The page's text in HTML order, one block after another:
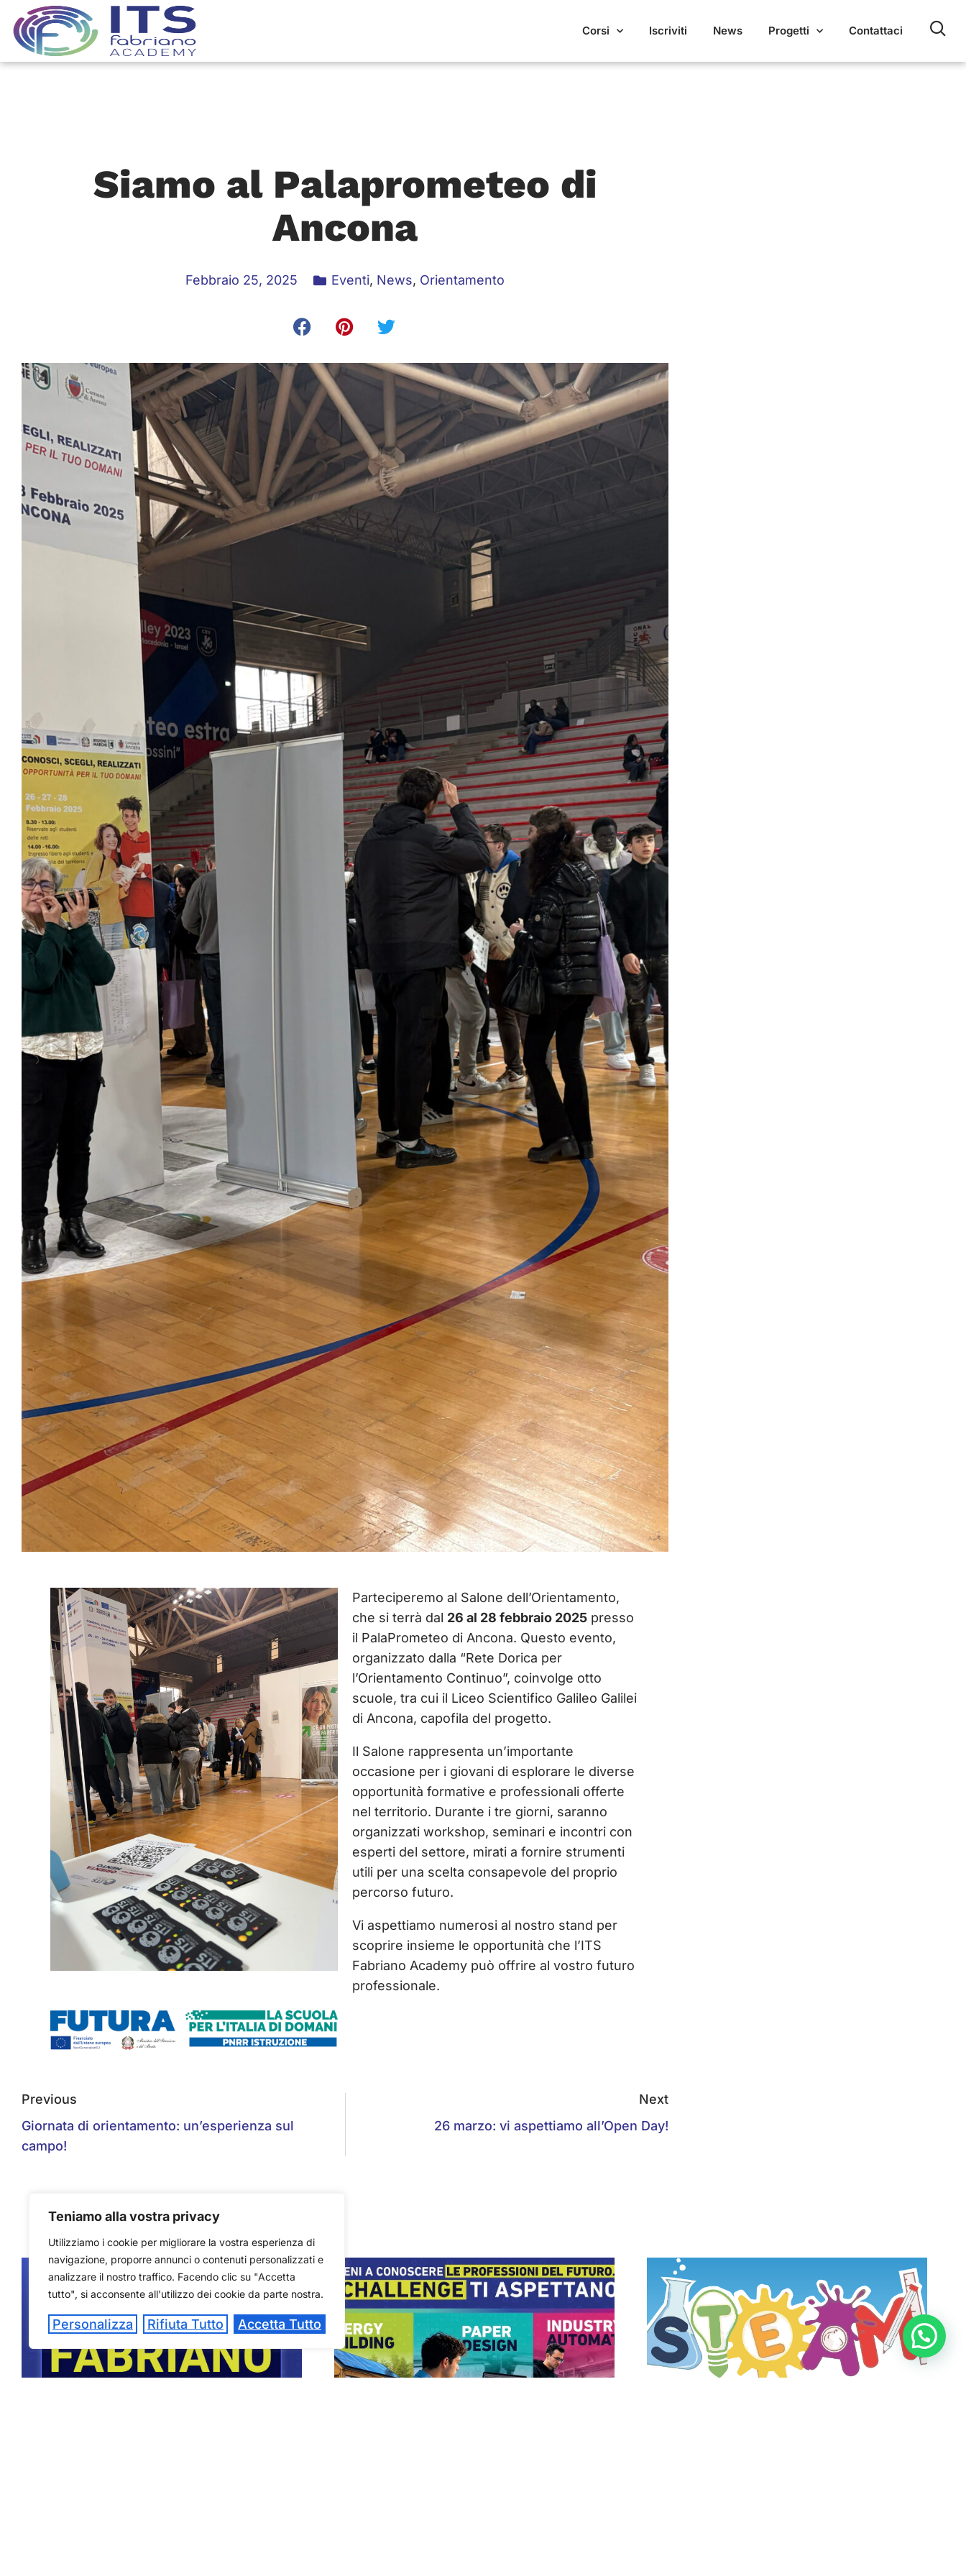
Teniamo alla vostra privacy
Utilizziamo i cookie per migliorare la vostra esperienza di
navigazione, proporre annunci o contenuti personalizzati e
analizzare il nostro traffico. Facendo clic su "Accetta
tutto", si acconsente all'utilizzo dei cookie da parte nostra.
Personalizza Rifiuta Tutto Accetta Tutto
Corsi Iscriviti News Progetti Contattaci
Siamo al Palaprometeo di
Ancona
Febbraio 25, 2025 Eventi, News, Orientamento
Parteciperemo al Salone dell’Orientamento,
che si terrà dal 26 al 28 febbraio 2025 presso
il PalaPrometeo di Ancona. Questo evento,
organizzato dalla “Rete Dorica per
l’Orientamento Continuo”, coinvolge otto
scuole, tra cui il Liceo Scientifico Galileo Galilei
di Ancona, capofila del progetto.
Il Salone rappresenta un’importante
occasione per i giovani di esplorare le diverse
opportunità formative e professionali offerte
nel territorio. Durante i tre giorni, saranno
organizzati workshop, seminari e incontri con
esperti del settore, mirati a fornire strumenti
utili per una scelta consapevole del proprio
percorso futuro.
Vi aspettiamo numerosi al nostro stand per
scoprire insieme le opportunità che l’ITS
Fabriano Academy può offrire al vostro futuro
professionale.
Previous
Giornata di orientamento: un’esperienza sul
campo!
Next
26 marzo: vi aspettiamo all’Open Day!